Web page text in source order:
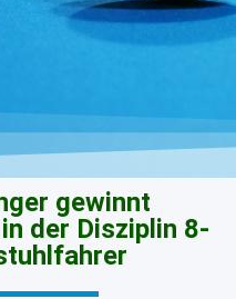
gewinnt
der Disziplin 8-